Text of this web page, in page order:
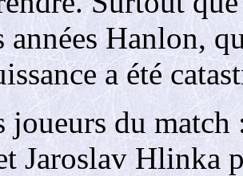
années Hanlon,
a été
joueurs du
Jaroslav Hlinka